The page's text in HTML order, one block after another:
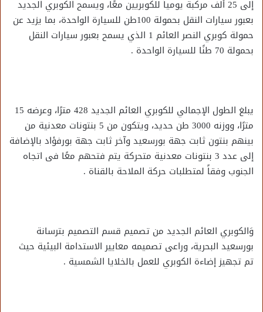
إلى 25 ألف مركبة يومياً للكوبريين معًا، ويسمح الكوبري الجديد
بعبور سيارات النقل بحمولة 100طن للسيارة الواحدة، بما يزيد عن
حمولة كوبري النصر العائم 1 الذي يسمح بعبور سيارات النقل
بحمولة 70 طنًا للسيارة الواحدة .
يبلغ الطول الإجمالي للكوبري العائم الجديد 428 مترًا، وعرضه 15
مترًا، ووزنه 3000 طن حديد، ويتكون من 5 بنتونات معدنية من
بينهم بنتون ثابت جهة بورسعيد وآخر ثابت جهة بورفؤاد بالإضافة
إلى عدد 3 بنتونات معدنية متحركة يتم فتحهم معًا فى اتجاه
الجنوب وفقاً لمتطلبات حركة الملاحة بالقناة .
وَالكوبري العائم الجديد من تصميم قسم التصميم بترسانة
بورسعيد البحرية، وراعى تصميمه معايير الاستدامة البيئية حيث
تم تجهيز إضاءة الكوبري للعمل بالخلايا الشمسية .